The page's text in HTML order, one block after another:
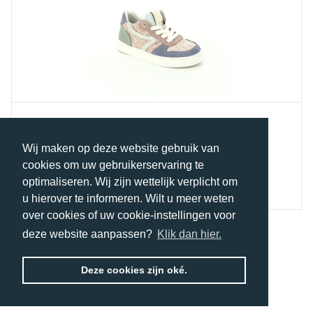
Wij maken op deze website gebruik van
cookies om uw gebruikerservaring te
optimaliseren. Wij zijn wettelijk verplicht om
u hierover te informeren. Wilt u meer weten
over cookies of uw cookie-instellingen voor
deze website aanpassen? Klik dan hier.
Deze cookies zijn oké.
Innocent Shoes
€ 99,90 € 59,94